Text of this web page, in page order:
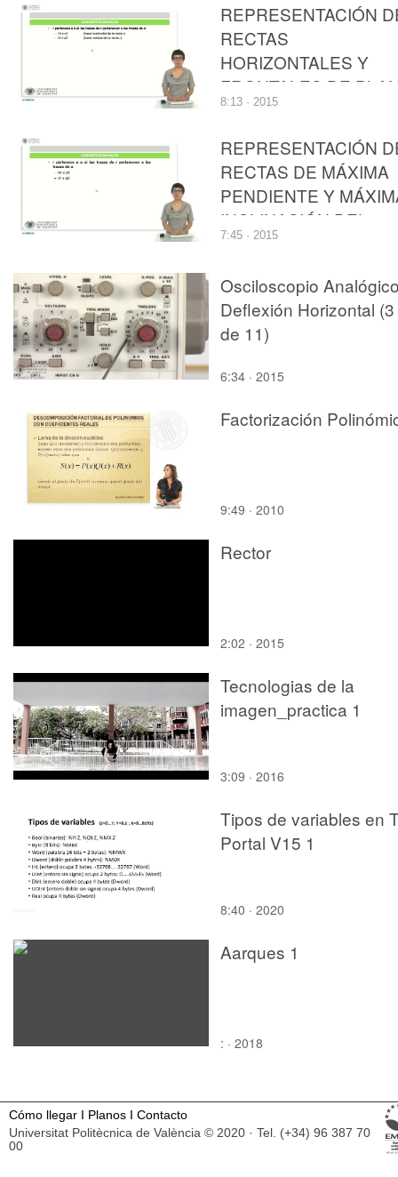
REPRESENTACIÓN
RECTAS
HORIZONTALES Y
FRONTALES DE
EMPLEANDO EL
SISTEMA DIÉDRICO
8:13 · 2015
REPRESENTACIÓN
RECTAS DE MÁXIMA
PENDIENTE Y
INCLINACIÓN DEL
PLANO EMPLEANDO
7:45 · 2015
Osciloscopio
Deflexión Horizontal (3
de 11)
6:34 · 2015
Factorización
9:49 · 2010
Rector
2:02 · 2015
Tecnologias de la
imagen_practica 1
3:09 · 2016
Tipos de variables en
Portal V15 1
8:40 · 2020
Aarques 1
: · 2018
Cómo llegar I Planos I Contacto
Universitat Politècnica de València © 2020 · Tel. (+34) 96 387 70
00